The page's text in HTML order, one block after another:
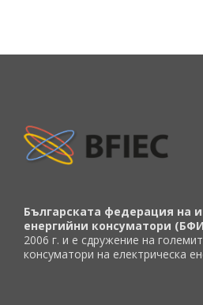
Българската федерация на
енергийни консуматори
2006 г. и е сдружение на
консуматори на електрическа